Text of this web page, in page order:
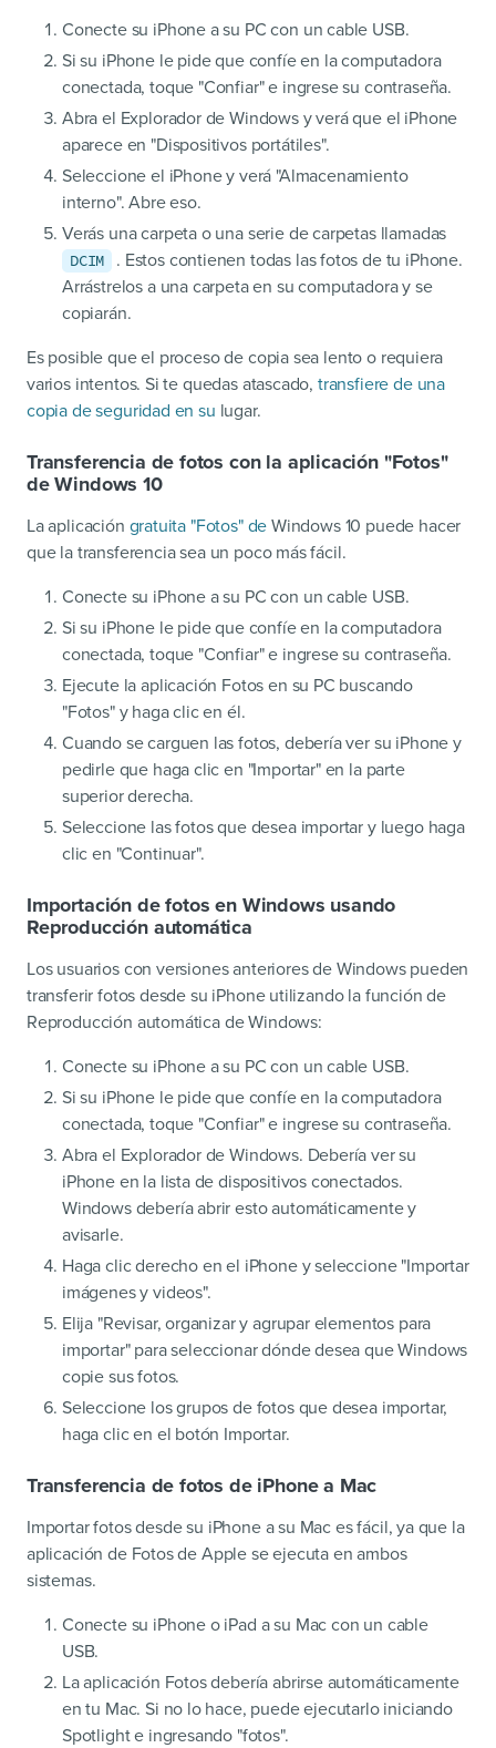
Conecte su iPhone a su PC con un cable USB.
Si su iPhone le pide que confíe en la computadora
conectada, toque "Confiar" e ingrese su contraseña.
Abra el Explorador de Windows y verá que el iPhone
aparece en "Dispositivos portátiles".
Seleccione el iPhone y verá "Almacenamiento
interno". Abre eso.
Verás una carpeta o una serie de carpetas llamadas
DCIM
. Estos contienen todas las fotos de tu iPhone.
Arrástrelos a una carpeta en su computadora y se
copiarán.
Es posible que el proceso de copia sea lento o requiera
varios intentos. Si te quedas atascado, transfiere de una
copia de seguridad en su lugar.
Transferencia de fotos con la aplicación "Fotos"
de Windows 10
La aplicación gratuita "Fotos" de Windows 10 puede hacer
que la transferencia sea un poco más fácil.
Conecte su iPhone a su PC con un cable USB.
Si su iPhone le pide que confíe en la computadora
conectada, toque "Confiar" e ingrese su contraseña.
Ejecute la aplicación Fotos en su PC buscando
"Fotos" y haga clic en él.
Cuando se carguen las fotos, debería ver su iPhone y
pedirle que haga clic en "Importar" en la parte
superior derecha.
Seleccione las fotos que desea importar y luego haga
clic en "Continuar".
Importación de fotos en Windows usando
Reproducción automática
Los usuarios con versiones anteriores de Windows pueden
transferir fotos desde su iPhone utilizando la función de
Reproducción automática de Windows:
Conecte su iPhone a su PC con un cable USB.
Si su iPhone le pide que confíe en la computadora
conectada, toque "Confiar" e ingrese su contraseña.
Abra el Explorador de Windows. Debería ver su
iPhone en la lista de dispositivos conectados.
Windows debería abrir esto automáticamente y
avisarle.
Haga clic derecho en el iPhone y seleccione "Importar
imágenes y videos".
Elija "Revisar, organizar y agrupar elementos para
importar" para seleccionar dónde desea que Windows
copie sus fotos.
Seleccione los grupos de fotos que desea importar,
haga clic en el botón Importar.
Transferencia de fotos de iPhone a Mac
Importar fotos desde su iPhone a su Mac es fácil, ya que la
aplicación de Fotos de Apple se ejecuta en ambos
sistemas.
Conecte su iPhone o iPad a su Mac con un cable
USB.
La aplicación Fotos debería abrirse automáticamente
en tu Mac. Si no lo hace, puede ejecutarlo iniciando
Spotlight e ingresando "fotos".